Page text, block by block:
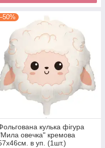
кулька фігура
овечка" кремова
в уп. (1шт.)